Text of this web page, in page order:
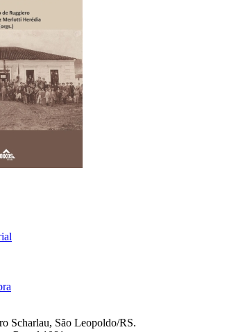
Scharlau, São Leopoldo/RS.